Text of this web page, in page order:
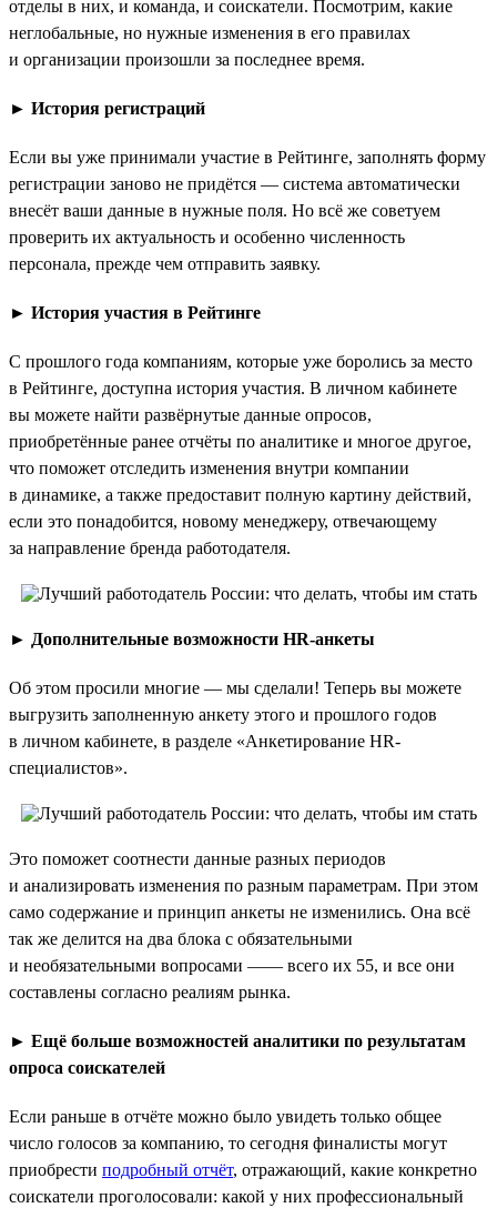
отделы в них, и команда, и соискатели. Посмотрим, какие
неглобальные, но нужные изменения в его правилах
и организации произошли за последнее время.
► История регистраций
Если вы уже принимали участие в Рейтинге, заполнять форму
регистрации заново не придётся — система автоматически
внесёт ваши данные в нужные поля. Но всё же советуем
проверить их актуальность и особенно численность
персонала, прежде чем отправить заявку.
► История участия в Рейтинге
С прошлого года компаниям, которые уже боролись за место
в Рейтинге, доступна история участия. В личном кабинете
вы можете найти развёрнутые данные опросов,
приобретённые ранее отчёты по аналитике и многое другое,
что поможет отследить изменения внутри компании
в динамике, а также предоставит полную картину действий,
если это понадобится, новому менеджеру, отвечающему
за направление бренда работодателя.
► Дополнительные возможности HR-анкеты
Об этом просили многие — мы сделали! Теперь вы можете
выгрузить заполненную анкету этого и прошлого годов
в личном кабинете, в разделе «Анкетирование HR-
специалистов».
Это поможет соотнести данные разных периодов
и анализировать изменения по разным параметрам. При этом
само содержание и принцип анкеты не изменились. Она всё
так же делится на два блока с обязательными
и необязательными вопросами —— всего их 55, и все они
составлены согласно реалиям рынка.
► Ещё больше возможностей аналитики по результатам
опроса соискателей
Если раньше в отчёте можно было увидеть только общее
число голосов за компанию, то сегодня финалисты могут
приобрести подробный отчёт, отражающий, какие конкретно
соискатели проголосовали: какой у них профессиональный